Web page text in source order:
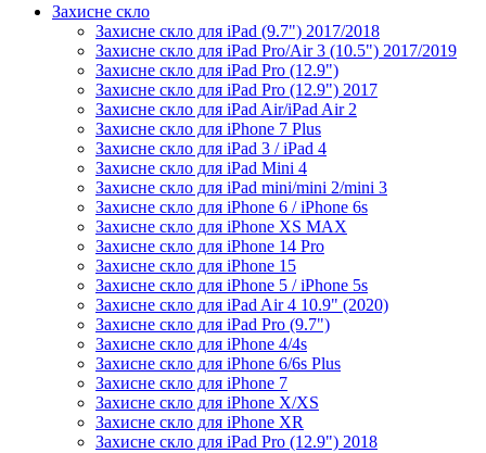
Захисне скло
Захисне скло для iPad (9.7") 2017/2018
Захисне скло для iPad Pro/Air 3 (10.5") 2017/2019
Захисне скло для iPad Pro (12.9")
Захисне скло для iPad Pro (12.9") 2017
Захисне скло для iPad Air/iPad Air 2
Захисне скло для iPhone 7 Plus
Захисне скло для iPad 3 / iPad 4
Захисне скло для iPad Mini 4
Захисне скло для iPad mini/mini 2/mini 3
Захисне скло для iPhone 6 / iPhone 6s
Захисне скло для iPhone XS MAX
Захисне скло для iPhone 14 Pro
Захисне скло для iPhone 15
Захисне скло для iPhone 5 / iPhone 5s
Захисне скло для iPad Air 4 10.9" (2020)
Захисне скло для iPad Pro (9.7")
Захисне скло для iPhone 4/4s
Захисне скло для iPhone 6/6s Plus
Захисне скло для iPhone 7
Захисне скло для iPhone X/XS
Захисне скло для iPhone XR
Захисне скло для iPad Pro (12.9") 2018